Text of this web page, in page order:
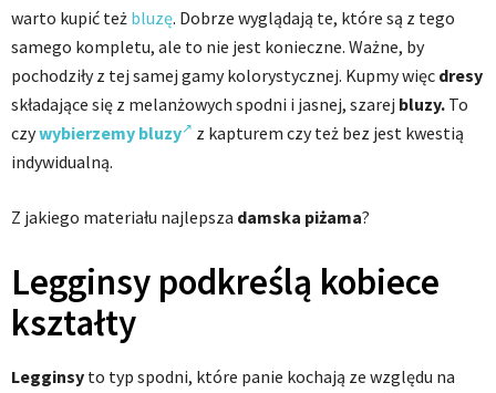
warto kupić też bluzę. Dobrze wyglądają te, które są z tego
samego kompletu, ale to nie jest konieczne. Ważne, by
pochodziły z tej samej gamy kolorystycznej. Kupmy więc dresy
składające się z melanżowych spodni i jasnej, szarej bluzy. To
czywybierzemy bluzy
z kapturem czy też bez jest kwestią
indywidualną.
Z jakiego materiału najlepsza damska piżama?
Legginsy podkreślą kobiece
kształty
Legginsy to typ spodni, które panie kochają ze względu na